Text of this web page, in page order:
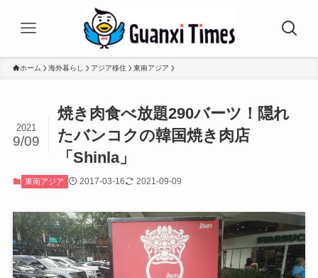
ホーム 海外暮らし アジア移住 東南アジア
焼き肉食べ放題290バーツ！隠れ
たバンコクの韓国焼き肉店
「Shinla」
2021
9/09
東南アジア 2017-03-16 2021-09-09